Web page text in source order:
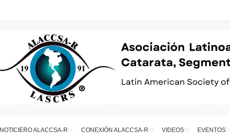
NOTICIERO ALACCSA-R CONEXIÓN ALACCSA-R VIDEOS EVENTOS